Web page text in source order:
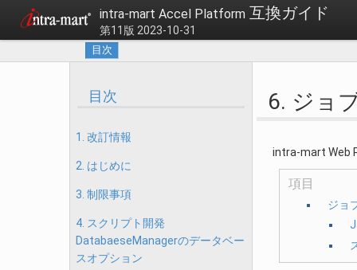
intra-mart Accel Platform 互換ガイド
第11版 2023-10-31
目次
目次
1. 改訂情報
2. はじめに
3. 制限事項
4. スクリプト開発
DatabaeseManagerのデータベー
スオプション
6. ジョ
intra-mart Web
項目
ジョ